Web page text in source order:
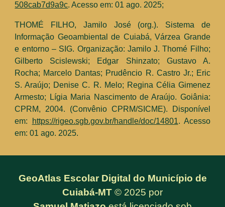
508cab7d9a9c. Acesso em: 01 ago. 2025;
THOMÉ FILHO, Jamilo José(org.). Sistema de
Informação Geoambiental de Cuiabá, Várzea Grande
e entorno – SIG. Organização: Jamilo J. Thomé Filho;
Gilberto Scislewski; Edgar Shinzato; Gustavo A.
Rocha; Marcelo Dantas; Prudêncio R. Castro Jr.; Eric
S. Araújo; Denise C. R. Melo; Regina Célia Gimenez
Armesto; Lígia Maria Nascimento de Araújo. Goiânia:
CPRM, 2004. (Convênio CPRM/SICME). Disponível
em:
https://rigeo.sgb.gov.br/handle/doc/14801. Acesso
em: 01 ago. 2025.
GeoAtlas Escolar Digital do Município de
Cuiabá-MT © 2025 por